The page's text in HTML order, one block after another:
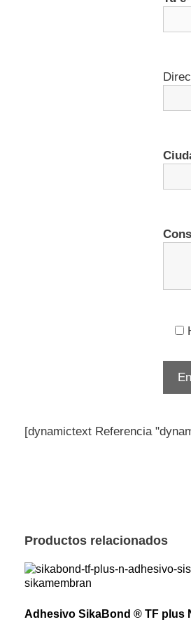
[dynamictext Referencia
Productos relacionados
Adhesivo SikaBond ® TF plus